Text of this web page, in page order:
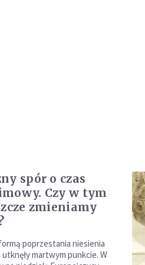
spór o czas
Czy w tym
zmieniamy
poprzestania niesienia
utknęły martwym punkcie. W